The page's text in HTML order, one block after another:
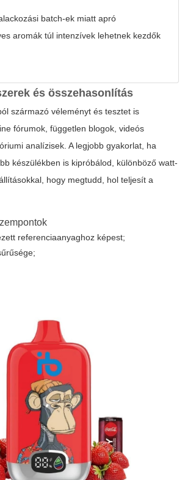
batch-ek miatt apró
aromák túl intenzívek lehetnek kezdők
és összehasonlítás
származó véleményt és tesztet is
fórumok, független blogok, videós
analízisek. A legjobb gyakorlat, ha
készülékben is kipróbálod, különböző watt-
hogy megtudd, hol teljesít a
referenciaanyaghoz képest;